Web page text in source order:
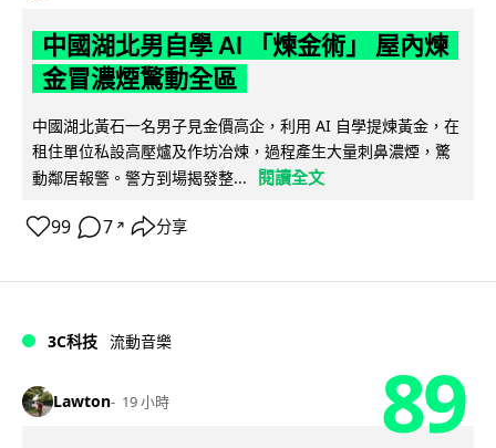
中國湖北男自學 AI 「煉金術」 屋內煉
金冒濃煙驚動全區
中國湖北黃石一名男子見金價高企，利用 AI 自學提煉黃金，在
租住單位私設高壓爐及作坊冶煉，過程產生大量刺鼻濃煙，驚
動鄰居報警。警方到場揭發整...
閱讀全文
99 7 ↗ 分享
3C科技 流動音樂
Lawton 19 小時 89